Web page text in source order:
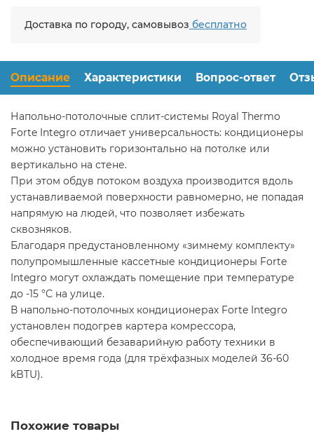
Доставка по городу, самовывоз бесплатно
Описание Характеристики Вопрос-ответ
Напольно-потолочные сплит-системы Royal Thermo
Forte Integro отличает универсальность: кондиционеры
можно установить горизонтально на потолке или
вертикально на стене.
При этом обдув потоком воздуха производится вдоль
устанавливаемой поверхности равномерно, не попадая
напрямую на людей, что позволяет избежать
сквозняков.
Благодаря предустановленному «зимнему комплекту»
полупромышленные кассетные кондиционеры Forte
Integro могут охлаждать помещение при температуре
до -15 °C на улице.
В напольно-потолочных кондиционерах Forte Integro
установлен подогрев картера комрессора,
обеспечивающий безаварийную работу техники в
холодное время года (для трёхфазных моделей 36-60
kBTU).
Похожие товары